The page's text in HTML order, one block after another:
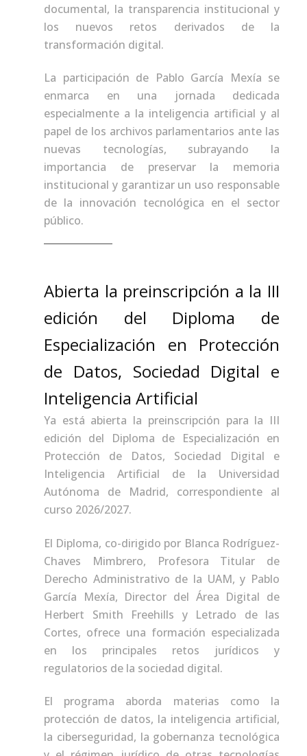
documental, la transparencia institucional y
los nuevos retos derivados de la
transformación digital.
La participación de Pablo García Mexía se
enmarca en una jornada dedicada
especialmente a la inteligencia artificial y al
papel de los archivos parlamentarios ante las
nuevas tecnologías, subrayando la
importancia de preservar la memoria
institucional y garantizar un uso responsable
de la innovación tecnológica en el sector
público.
Abierta la preinscripción a la III
edición del Diploma de
Especialización en Protección
de Datos, Sociedad Digital e
Inteligencia Artificial
Ya está abierta la preinscripción para la III
edición del Diploma de Especialización en
Protección de Datos, Sociedad Digital e
Inteligencia Artificial de la Universidad
Autónoma de Madrid, correspondiente al
curso 2026/2027.
El Diploma, co-dirigido por Blanca Rodríguez-
Chaves Mimbrero, Profesora Titular de
Derecho Administrativo de la UAM, y Pablo
García Mexía, Director del Área Digital de
Herbert Smith Freehills y Letrado de las
Cortes, ofrece una formación especializada
en los principales retos jurídicos y
regulatorios de la sociedad digital.
El programa aborda materias como la
protección de datos, la inteligencia artificial,
la ciberseguridad, la gobernanza tecnológica